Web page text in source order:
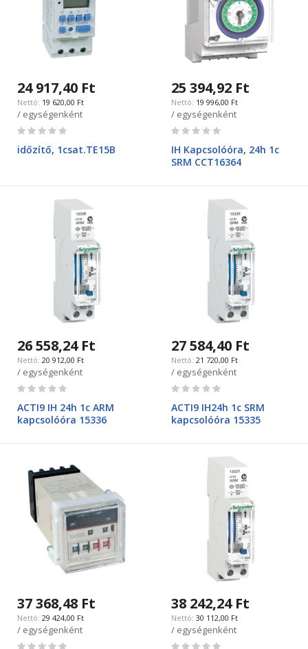
24 917,40 Ft
19 620,00 Ft
/ egységenként
Rating:
időzítő, 1csat.TE15B
25 394,92 Ft
19 996,00 Ft
/ egységenként
Rating:
IH Kapcsolóóra, 24h 1c
SRM CCT16364
26 558,24 Ft
20 912,00 Ft
/ egységenként
Rating:
ACTI9 IH 24h 1c ARM
kapcsolóóra 15336
27 584,40 Ft
21 720,00 Ft
/ egységenként
Rating:
ACTI9 IH24h 1c SRM
kapcsolóóra 15335
37 368,48 Ft
29 424,00 Ft
/ egységenként
Rating:
38 242,24 Ft
30 112,00 Ft
/ egységenként
Rating: